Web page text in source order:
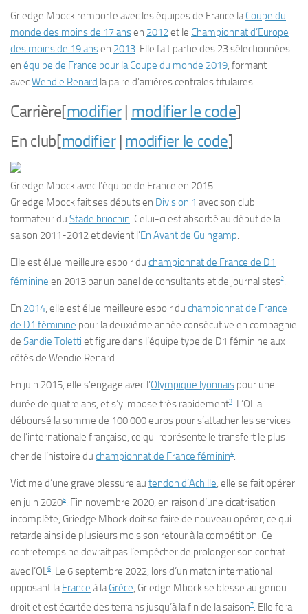
Griedge Mbock remporte avec les équipes de France laCoupe du
monde des moins de 17 ansen 2012et le Championnat d’Europe
des moins de 19 ansen 2013. Elle fait partie des 23 sélectionnées
en équipe de France pour la Coupe du monde 2019, formant
avecWendie Renard la paire d’arrières centrales titulaires.
Carrière[modifier| modifier le code]
En club[modifier| modifier le code]
Griedge Mbock avec l’équipe de France en 2015.
Griedge Mbock fait ses débuts en Division 1 avec son club
formateur du Stade briochin. Celui-ci est absorbé au début de la
saison 2011-2012 et devient l’En Avant de Guingamp.
Elle est élue meilleure espoir du championnat de France de D1
féminine en 2013 par un panel de consultants et de journalistes2.
En 2014, elle est élue meilleure espoir du championnat de France
de D1 féminine pour la deuxième année consécutive en compagnie
de Sandie Toletti et figure dans l’équipe type de D1 féminine aux
côtés de Wendie Renard.
En juin 2015, elle s’engage avec l’Olympique lyonnais pour une
durée de quatre ans, et s’y impose très rapidement3. L’OL a
déboursé la somme de 100 000 euros pour s’attacher les services
de l’internationale française, ce qui représente le transfert le plus
cher de l’histoire du championnat de France féminin4.
Victime d’une grave blessure au tendon d’Achille, elle se fait opérer
en juin 20205. Fin novembre 2020, en raison d’une cicatrisation
incomplète, Griedge Mbock doit se faire de nouveau opérer, ce qui
retarde ainsi de plusieurs mois son retour à la compétition. Ce
contretemps ne devrait pas l’empêcher de prolonger son contrat
avec l’OL6. Le 6 septembre 2022, lors d’un match international
opposant laFrance à laGrèce, Griedge Mbock se blesse au genou
droit et est écartée des terrains jusqu’à la fin de la saison7. Elle fera